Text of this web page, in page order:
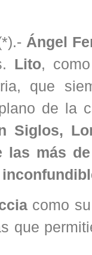
Ángel
Lito,
que
de la
Siglos,
las más
como su
que